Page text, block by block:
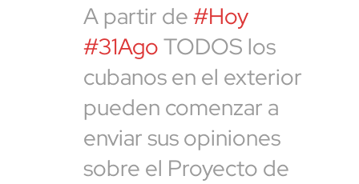
A partir de#Hoy
#31AgoTODOS los
cubanos en el exterior
pueden comenzar a
enviar sus opiniones
sobre el Proyecto de